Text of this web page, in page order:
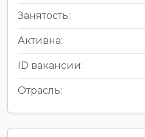
Занятость:
Активна:
ID вакансии:
Отрасль: